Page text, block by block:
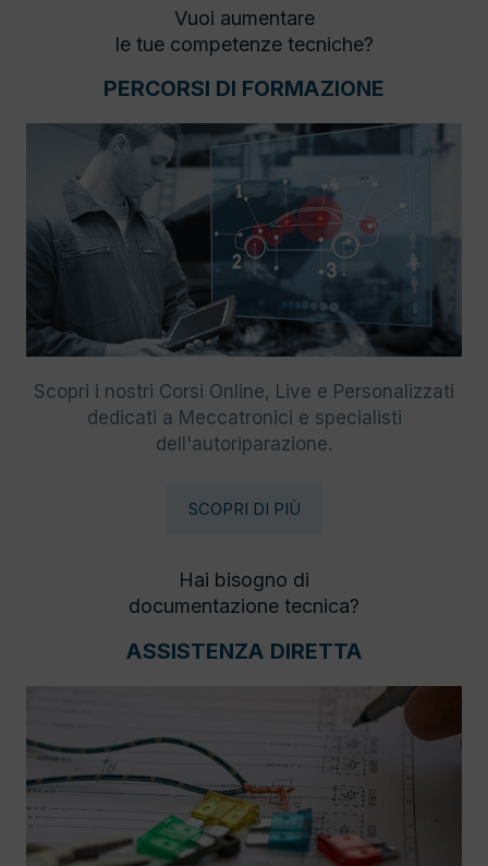
Vuoi aumentare
le tue competenze tecniche?
PERCORSI DI FORMAZIONE
Scopri i nostri Corsi Online, Live e Personalizzati
dedicati a Meccatronici e specialisti
dell'autoriparazione.
SCOPRI DI PIÙ
Hai bisogno di
documentazione tecnica?
ASSISTENZA DIRETTA